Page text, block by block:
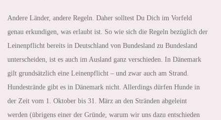
Andere Länder, andere Regeln. Daher solltest Du Dich im Vorfeld
genau erkundigen, was erlaubt ist. So wie sich die Regeln bezüglich der
Leinenpflicht bereits in Deutschland von Bundesland zu Bundesland
unterscheiden, ist es auch im Ausland ganz verschieden. In Dänemark
gilt grundsätzlich eine Leinenpflicht – und zwar auch am Strand.
Hundestrände gibt es in Dänemark nicht. Allerdings dürfen Hunde in
der Zeit vom 1. Oktober bis 31. März an den Stränden abgeleint
werden (übrigens einer der Gründe, warum wir uns dazu entschieden